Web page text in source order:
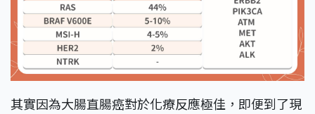
其實因為大腸直腸癌對於化療反應極佳，即便到了現